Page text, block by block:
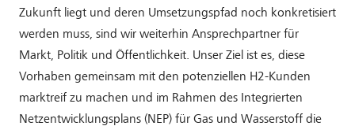
Zukunft liegt und deren Umsetzungspfad noch konkretisiert
werden muss, sind wir weiterhin Ansprechpartner für
Markt, Politik und Öffentlichkeit. Unser Ziel ist es, diese
Vorhaben gemeinsam mit den potenziellen H2-Kunden
marktreif zu machen und im Rahmen des Integrierten
Netzentwicklungsplans (NEP) für Gas und Wasserstoff die